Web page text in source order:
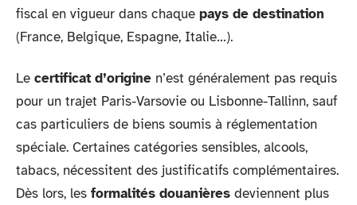
fiscal en vigueur dans chaque pays de destination
(France, Belgique, Espagne, Italie…).
Le certificat d’origine n’est généralement pas requis
pour un trajet Paris-Varsovie ou Lisbonne-Tallinn, sauf
cas particuliers de biens soumis à réglementation
spéciale. Certaines catégories sensibles, alcools,
tabacs, nécessitent des justificatifs complémentaires.
Dès lors, les formalités douanières deviennent plus